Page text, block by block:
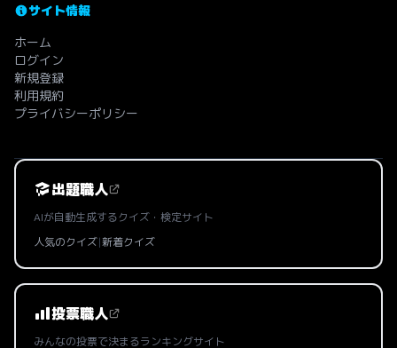
サイト情報
ホーム
ログイン
新規登録
利用規約
プライバシーポリシー
出題職人
AIが自動生成するクイズ・検定サイト
人気のクイズ|新着クイズ
投票職人
みんなの投票で決まるランキングサイト